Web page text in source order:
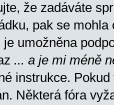
že zadáváte
pak se
umožněna
... a je mi méně
instrukce.
Některá fóra